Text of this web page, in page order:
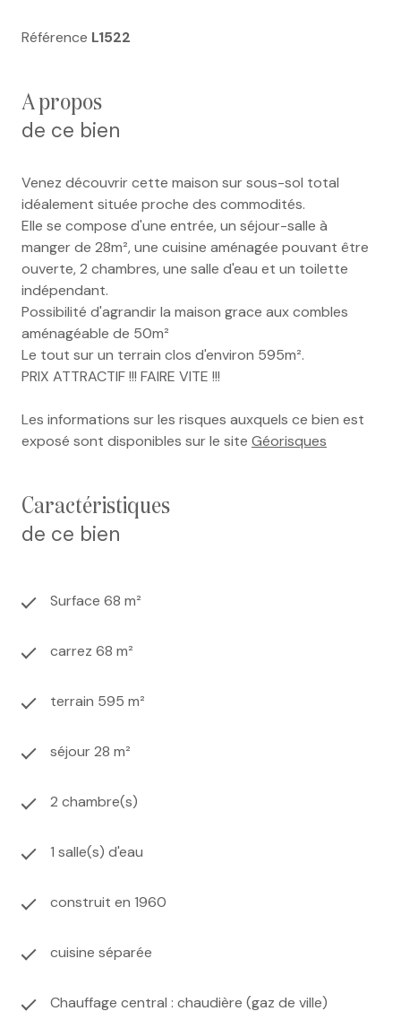
Référence L1522
a propos
de ce bien
Venez découvrir cette maison sur sous-sol total
idéalement située proche des commodités.
Elle se compose d'une entrée, un séjour-salle à
manger de 28m², une cuisine aménagée pouvant être
ouverte, 2 chambres, une salle d'eau et un toilette
indépendant.
Possibilité d'agrandir la maison grace aux combles
aménagéable de 50m²
Le tout sur un terrain clos d'environ 595m².
PRIX ATTRACTIF !!! FAIRE VITE !!!
Les informations sur les risques auxquels ce bien est
exposé sont disponibles sur le site Géorisques
caractéristiques
de ce bien
Surface 68 m²
carrez 68 m²
terrain 595 m²
séjour 28 m²
2 chambre(s)
1 salle(s) d'eau
construit en 1960
cuisine séparée
Chauffage central : chaudière (gaz de ville)